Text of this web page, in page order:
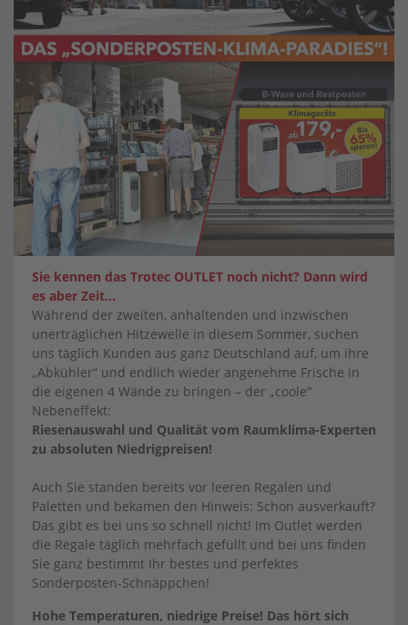
Sie kennen das Trotec OUTLET noch nicht? Dann wird
es aber Zeit…
Während der zweiten, anhaltenden und inzwischen
unerträglichen Hitzewelle in diesem Sommer, suchen
uns täglich Kunden aus ganz Deutschland auf, um ihre
„Abkühler“ und endlich wieder angenehme Frische in
die eigenen 4 Wände zu bringen – der „coole“
Nebeneffekt:
Riesenauswahl und Qualität vom Raumklima-Experten
zu absoluten Niedrigpreisen!
Auch Sie standen bereits vor leeren Regalen und
Paletten und bekamen den Hinweis: Schon ausverkauft?
Das gibt es bei uns so schnell nicht! Im Outlet werden
die Regale täglich mehrfach gefüllt und bei uns finden
Sie ganz bestimmt Ihr bestes und perfektes
Sonderposten-Schnäppchen!
Hohe Temperaturen, niedrige Preise! Das hört sich